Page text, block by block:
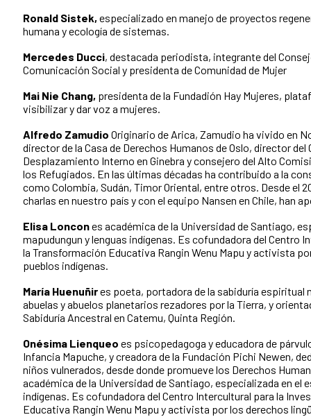
Ronald Sistek, especializado en manejo de proyectos
humana y ecología de sistemas.
Mercedes Ducci, destacada periodista, integrante del
Comunicación Social y presidenta de Comunidad de Mujer
Mai Nie Chang, presidenta de la Fundadión Hay Mujeres,
visibilizar y dar voz a mujeres.
Alfredo Zamudio Originario de Arica, Zamudio ha vivido en
director de la Casa de Derechos Humanos de Oslo, director
Desplazamiento Interno en Ginebra y consejero del Alto
los Refugiados. En las últimas décadas ha contribuido a la
como Colombia, Sudán, Timor Oriental, entre otros. Desde el
charlas en nuestro país y con el equipo Nansen en Chile, han
Elisa Loncones académica de la Universidad de Santiago,
mapudungun y lenguas indígenas. Es cofundadora del Centro
la Transformación Educativa Rangin Wenu Mapu y activista
pueblos indígenas.
María Huenuñires poeta, portadora de la sabiduría espiritual
abuelas y abuelos planetarios rezadores por la Tierra, y
Sabiduría Ancestral en Catemu, Quinta Región.
Onésima Lienqueo es psicopedagoga y educadora de
Infancia Mapuche, y creadora de la Fundación Pichi Newen,
niños vulnerados, desde donde promueve los Derechos
académica de la Universidad de Santiago, especializada en el
indígenas. Es cofundadora del Centro Intercultural para la
Educativa Rangin Wenu Mapu y activista por los derechos